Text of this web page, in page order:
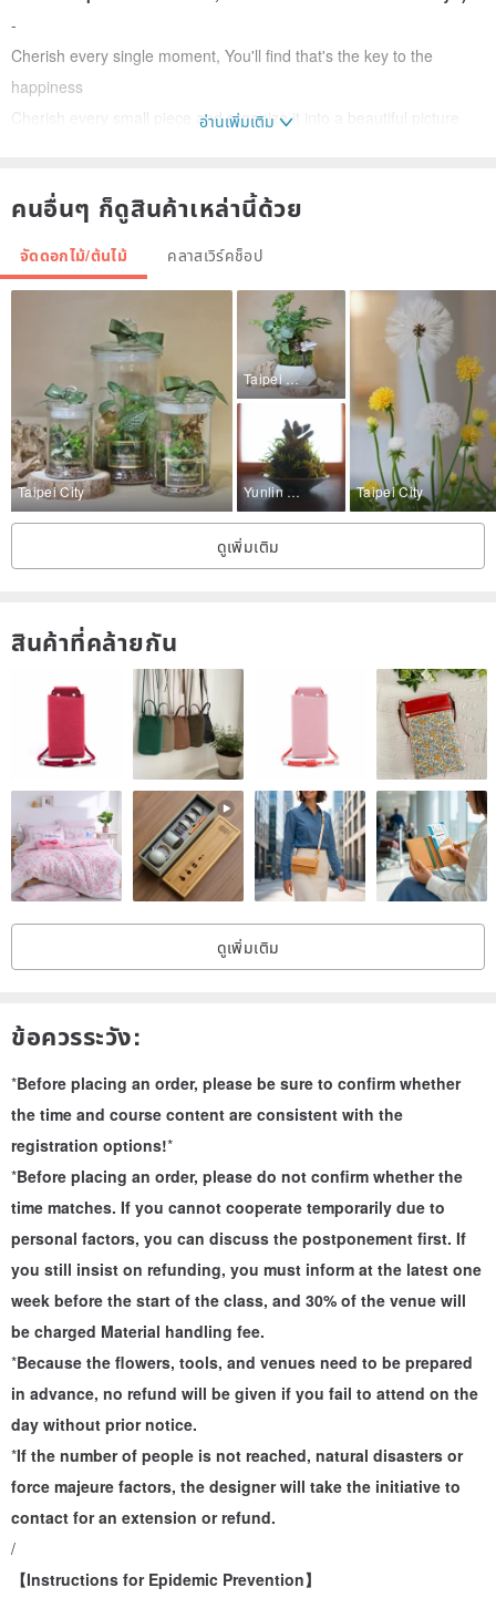
-
Cherish every single moment, You'll find that's the key to the
happiness
Cherish every small piece and organize it into a beautiful picture
Possibility of a branch
It’s not about the material itself
It's not about thinking with your head
Is the release and extension of imagination
Boundless, there is no right or wrong
About sequence, about infinity, about _?
Do you dare to challenge?
Fee: Please check the above registration options (including flowers,
materials, lecturers, venues, snacks and drinks)
: 4th Floor, No. 1, Lane 66, Guangrong Road, Luzhou
District, New Taipei City (It takes about 6 minutes to walk from Exit
1 of Luzhou MRT Station, and the entrance is next to Youxin Animal
Hospital)
• The colors of the flower materials are mainly in the current
season, and you can choose by yourself on site
• Plants: Choose by yourself on site (flowers, leaves, fruits,
branches...all)
• The bottom plate can be made of paper or wood, depending on
the site. Of course, you are welcome to bring your own bottom
plate.
-
Teaching content
1. What is Zero Waste Floral Art
2. How to deconstruct flowers
3. Guide how to compose the image
4. Assist to complete the work
-
PauroraPin advocates a sustainable life, focuses on "zero waste"
fashion, continues the value of "treasures", insists on using 90%
recycled or decomposable materials, from raw materials,
production methods to packaging, and also uses methods that
have the lowest environmental pollution to create A new positive
cycle and friendly environment. (For details, welcome to "Brand
Story")
อ่านเพิ่มเติม
คนอื่นๆ ก็ดูสินค้าเหล่านี้ด้วย
จัดดอกไม้/ต้นไม้ คลาสเวิร์คช็อป
Taipei City
Taipei City
Yunlin County Taipei City
ดูเพิ่มเติม
สินค้าที่คล้ายกัน
ดูเพิ่มเติม
ข้อควรระวัง:
*Before placing an order, please be sure to confirm whether
the time and course content are consistent with the
registration options!*
*Before placing an order, please do not confirm whether the
time matches. If you cannot cooperate temporarily due to
personal factors, you can discuss the postponement first. If
you still insist on refunding, you must inform at the latest one
week before the start of the class, and 30% of the venue will
be charged Material handling fee.
*Because the flowers, tools, and venues need to be prepared
in advance, no refund will be given if you fail to attend on the
day without prior notice.
*If the number of people is not reached, natural disasters or
force majeure factors, the designer will take the initiative to
contact for an extension or refund.
/
【Instructions for Epidemic Prevention】